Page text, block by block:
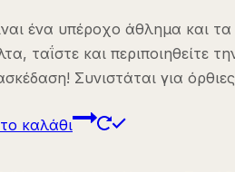
ένα υπέροχο άθλημα και
ταΐστε και περιποιηθείτε
Συνιστάται για
καλάθι